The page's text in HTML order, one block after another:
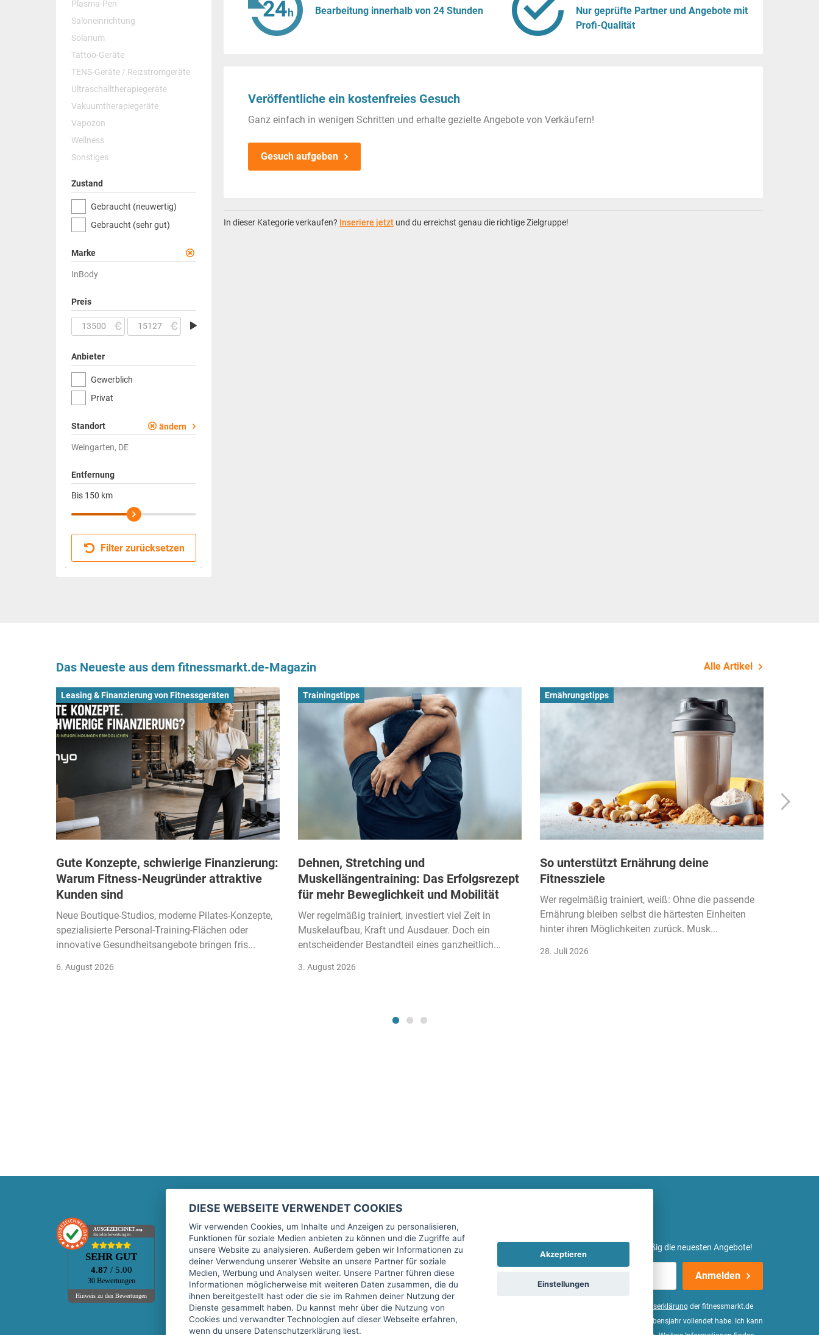
Plasma-Pen
Saloneinrichtung
Solarium
Tattoo-Geräte
TENS-Geräte / Reizstromgeräte
Ultraschalltherapiegeräte
Vakuumtherapiegeräte
Vapozon
Wellness
Sonstiges
Zustand
Gebraucht (neuwertig)
Gebraucht (sehr gut)
Marke
InBody
Preis
Anbieter
Gewerblich
Privat
Standort ändern
Weingarten, DE
Entfernung
Bis 150 km
Filter zurücksetzen
Bearbeitung innerhalb von 24 Stunden
Nur geprüfte Partner und Angebote mit
Profi-Qualität
Veröffentliche ein kostenfreies Gesuch
Ganz einfach in wenigen Schritten und erhalte gezielte Angebote von Verkäufern!
Gesuch aufgeben
In dieser Kategorie verkaufen? Inseriere jetzt und du erreichst genau die richtige Zielgruppe!
Das Neueste aus dem fitnessmarkt.de-Magazin Alle Artikel
Leasing & Finanzierung von Fitnessgeräten
Gute Konzepte, schwierige Finanzierung:
Warum Fitness-Neugründer attraktive
Kunden sind
Neue Boutique-Studios, moderne Pilates-Konzepte,
spezialisierte Personal-Training-Flächen oder
innovative Gesundheitsangebote bringen fris...
6. August 2026
Trainingstipps
Dehnen, Stretching und
Muskellängentraining: Das Erfolgsrezept
für mehr Beweglichkeit und Mobilität
Wer regelmäßig trainiert, investiert viel Zeit in
Muskelaufbau, Kraft und Ausdauer. Doch ein
entscheidender Bestandteil eines ganzheitlich...
3. August 2026
Ernährungstipps
So unterstützt Ernährung deine
Fitnessziele
Wer regelmäßig trainiert, weiß: Ohne die passende
Ernährung bleiben selbst die härtesten Einheiten
hinter ihren Möglichkeiten zurück. Musk...
28. Juli 2026
AUSGEZEICHNET.org
Kundenbewertungen
SEHR GUT
4.87 / 5.00
30 Bewertungen
Hinweis zu den Bewertungen
Marktplatz
Kontakt
Preise Marktplatz
FAQ Marktplatz
Über uns
Werbebuchungen
Rechtliches
Impressum
AGB
Datenschutz
Sicherheit
Top-Inserat kündigen
fitnessmarkt.de Newsletter
Trage dich hier für unseren Newsletter ein und erhalte regelmäßig die neuesten Angebote!
Anmelden
Ich stimme der Verarbeitung meiner Daten, wie in der Einwilligungserklärung der fitnessmarkt.de
services GmbH beschrieben, zu und bestätige, dass ich das 16. Lebensjahr vollendet habe. Ich kann
DIESE WEBSEITE VERWENDET COOKIES
Wir verwenden Cookies, um Inhalte und Anzeigen zu personalisieren,
Funktionen für soziale Medien anbieten zu können und die Zugriffe auf
unsere Website zu analysieren. Außerdem geben wir Informationen zu
deiner Verwendung unserer Website an unsere Partner für soziale
Medien, Werbung und Analysen weiter. Unsere Partner führen diese
Informationen möglicherweise mit weiteren Daten zusammen, die du
ihnen bereitgestellt hast oder die sie im Rahmen deiner Nutzung der
Dienste gesammelt haben. Du kannst mehr über die Nutzung von
Cookies und verwandter Technologien auf dieser Webseite erfahren,
wenn du unsere Datenschutzerklärung liest.
Akzeptieren
Einstellungen